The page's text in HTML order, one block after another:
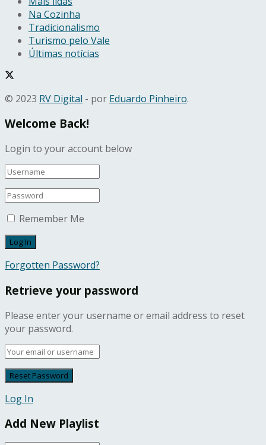
Na Cozinha
Tradicionalismo
Turismo pelo Vale
Últimas notícias
© 2023 RV Digital - por Eduardo Pinheiro.
Welcome Back!
Login to your account below
Remember Me
Forgotten Password?
Retrieve your password
Please enter your username or email address to reset
your password.
Log In
Add New Playlist